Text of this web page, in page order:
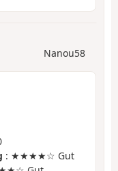
Nanou58
: ★★★★☆ Gut